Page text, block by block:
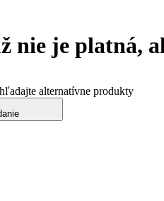
nie je platná,
alternatívne produkty